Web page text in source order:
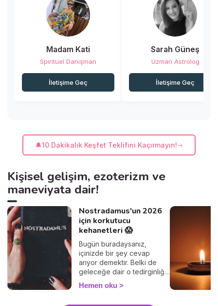
Madam Kati
Spiritüel Danışman
İletişime Geç
Sarah Güneş
Uzman Astrolog
İletişime Geç
🔔10 Dakikalık Keşfet Teklifini Kaçırmayın!
Kişisel gelişim, ezoterizm ve
maneviyata dair!
Nostradamus'un 2026
için korkutucu
kehanetleri 😱
Bugün buradaysanız,
içinizde bir şey cevap
arıyor demektir. Belki de
geleceğe dair o tedirginliği
hissediyorsunuz, 2026'da
bizi neyin beklediğini
Hemen oku